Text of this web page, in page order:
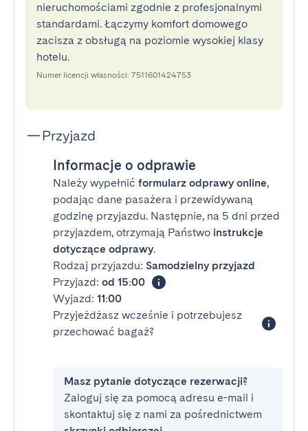
nieruchomościami zgodnie z profesjonalnymi
standardami. Łączymy komfort domowego
zacisza z obsługą na poziomie wysokiej klasy
hotelu.
Numer licencji własności: 7511601424753
Przyjazd
Informacje o odprawie
Należy wypełnić formularz odprawy online,
podając dane pasażera i przewidywaną
godzinę przyjazdu. Następnie, na 5 dni przed
przyjazdem, otrzymają Państwo instrukcje
dotyczące odprawy.
Rodzaj przyjazdu: Samodzielny przyjazd
Przyjazd: od 15:00
Wyjazd: 11:00
Przyjeżdżasz wcześnie i potrzebujesz
przechować bagaż?
Masz pytanie dotyczące rezerwacji?
Zaloguj się za pomocą adresu e-mail i
skontaktuj się z nami za pośrednictwem